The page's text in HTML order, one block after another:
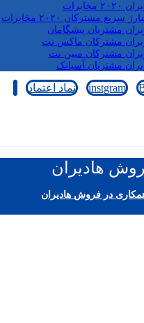
مخابرات
سریع مشترکان ۲۰۲۰ مخابرات
مشتریان پیشگامان
مشترکان ماکس نت
مشترکان مبین نت
مشتریان آسیاتک
instgram نماد اعتماد
هادیران
در فروش هادیران